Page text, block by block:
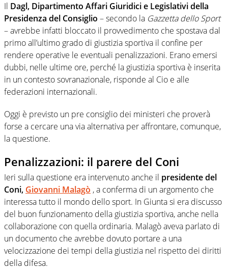
Il Dagl, Dipartimento Affari Giuridici e Legislativi della
Presidenza del Consiglio – secondo la Gazzetta dello Sport
– avrebbe infatti bloccato il provvedimento che spostava dal
primo all’ultimo grado di giustizia sportiva il confine per
rendere operative le eventuali penalizzazioni. Erano emersi
dubbi, nelle ultime ore, perché la giustizia sportiva è inserita
in un contesto sovranazionale, risponde al Cio e alle
federazioni internazionali.
Oggi è previsto un pre consiglio dei ministeri che proverà
forse a cercare una via alternativa per affrontare, comunque,
la questione.
Penalizzazioni: il parere del Coni
Ieri sulla questione era intervenuto anche il presidente del
Coni, Giovanni Malagò , a conferma di un argomento che
interessa tutto il mondo dello sport. In Giunta si era discusso
del buon funzionamento della giustizia sportiva, anche nella
collaborazione con quella ordinaria. Malagò aveva parlato di
un documento che avrebbe dovuto portare a una
velocizzazione dei tempi della giustizia nel rispetto dei diritti
della difesa.